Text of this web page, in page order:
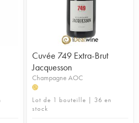
Cuvée 749 Extra-Brut
Jacquesson
Champagne AOC
H
Lot de 1 bouteille | 36 en
stock